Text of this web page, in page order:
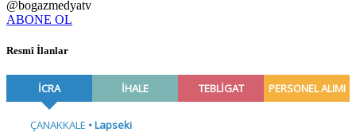
@bogazmedyatv
ABONE OL
Resmî İlanlar